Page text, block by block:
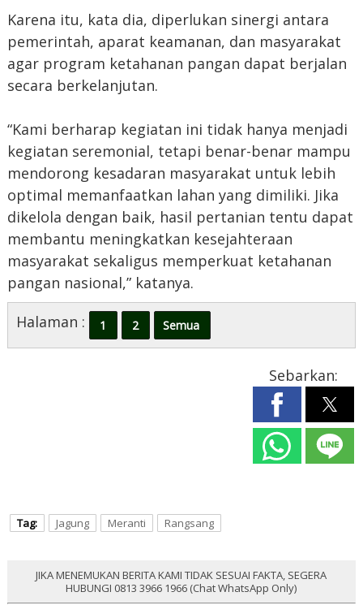
Karena itu, kata dia, diperlukan sinergi antara
pemerintah, aparat keamanan, dan masyarakat
agar program ketahanan pangan dapat berjalan
secara berkelanjutan.
“Kami berharap kegiatan ini tidak hanya menjadi
kegiatan seremonial, tetapi benar-benar mampu
mendorong kesadaran masyarakat untuk lebih
optimal memanfaatkan lahan yang dimiliki. Jika
dikelola dengan baik, hasil pertanian tentu dapat
membantu meningkatkan kesejahteraan
masyarakat sekaligus memperkuat ketahanan
pangan nasional,” katanya.
Halaman :
1 2 Semua
Sebarkan:
Tag: Jagung Meranti Rangsang
JIKA MENEMUKAN BERITA KAMI TIDAK SESUAI FAKTA, SEGERA
HUBUNGI 0813 3966 1966 (Chat WhatsApp Only)